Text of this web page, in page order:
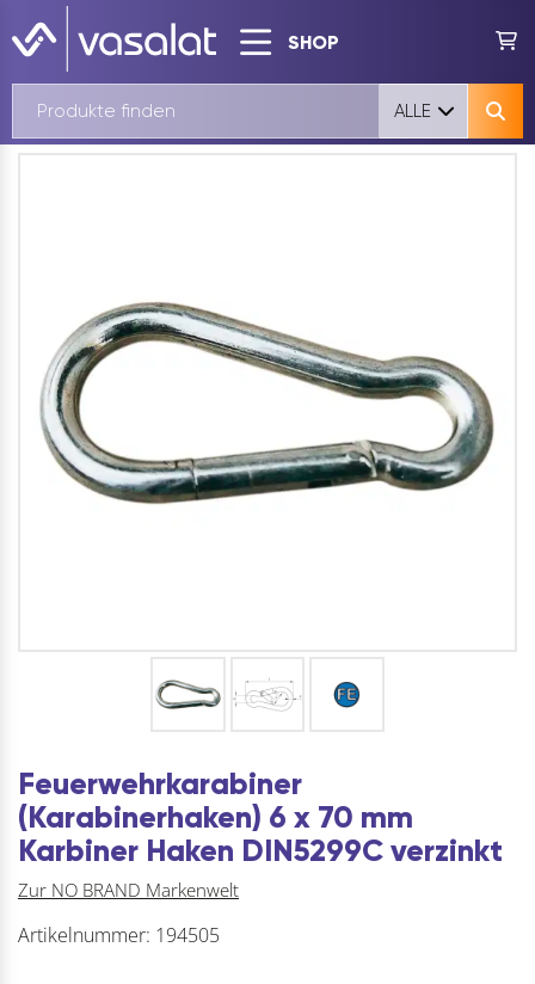
SHOP
ALLE
Feuerwehrkarabiner
(Karabinerhaken) 6 x 70 mm
Karbiner Haken DIN5299C verzinkt
Zur NO BRAND Markenwelt
Artikelnummer: 194505